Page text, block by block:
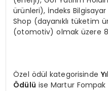
ürünleri), İndeks
Shop (dayanıklı tüketim
(otomotiv) olmak üzere
Özel ödül kategorisinde Y
Ödülü ise Martur Fompak